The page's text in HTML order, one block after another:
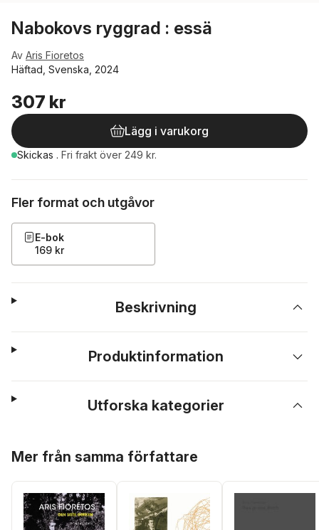
Nabokovs ryggrad : essä
Av Aris Fioretos
Häftad, Svenska, 2024
307 kr
Lägg i varukorg
Skickas . Fri frakt över 249 kr.
Fler format och utgåvor
E-bok
169 kr
Beskrivning
Produktinformation
Utforska kategorier
Mer från samma författare